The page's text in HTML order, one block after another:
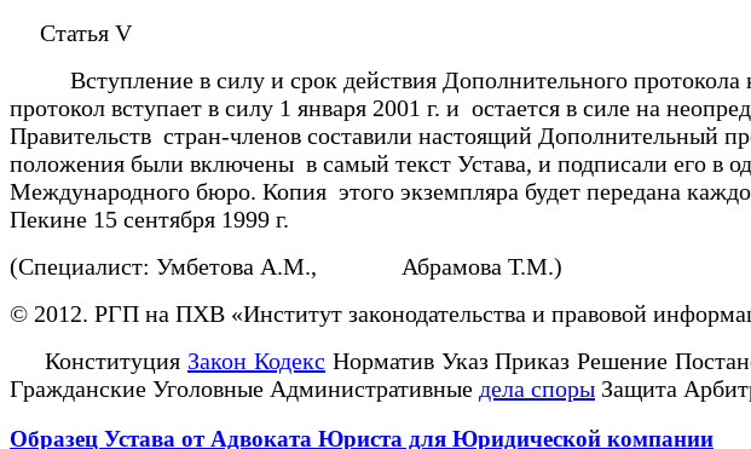
Статья V
Вступление в силу и срок действия Дополнительного
протокол вступает в силу 1 января 2001 г. и остается в силе на
Правительств стран-членов составили настоящий Дополнительный
положения были включены в самый текст Устава, и подписали его в
Международного бюро. Копия этого экземпляра будет передана
Пекине 15 сентября 1999 г.
(Специалист: Умбетова А.М., Абрамова Т.М.)
© 2012. РГП на ПХВ «Институт законодательства и правовой
Конституция Закон Кодекс Норматив Указ Приказ Решение
Гражданские Уголовные Административные дела споры Защита
Образец Устава от Адвоката Юриста для Юридической компании